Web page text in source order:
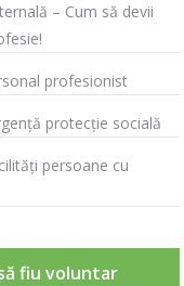
– Cum să devii
profesionist
protecție socială
persoane cu
fiu voluntar